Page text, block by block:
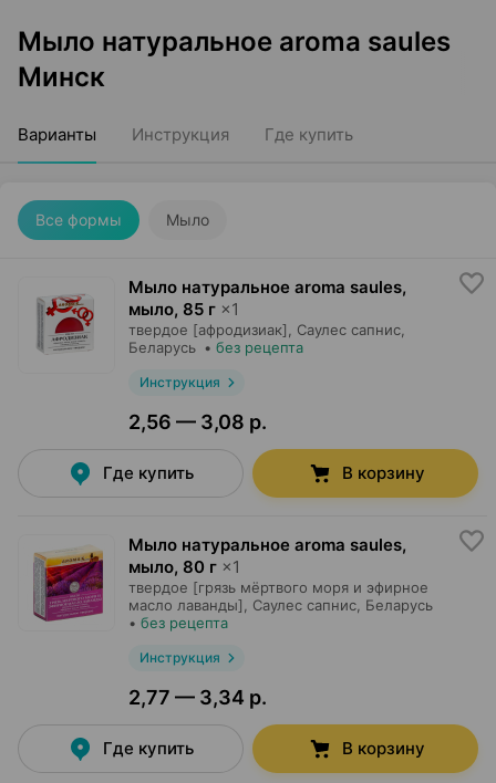
Мыло натуральное aroma saules
Минск
Варианты Инструкция Где купить
Все формы Мыло
Мыло натуральное aroma saules,
мыло, 85 г ×1
твердое [афродизиак], Саулес сапнис
Беларусь • без рецепта
Инструкция
2,56 — 3,08 р.
Где купить В корзину
Мыло натуральное aroma saules,
мыло, 80 г ×1
твердое [грязь мёртвого моря и эфирное
масло лаванды],
Саулес сапнис , Беларусь
• без рецепта
Инструкция
2,77 — 3,34 р.
Где купить В корзину